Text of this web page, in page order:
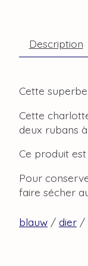
Description
Cette
Cette
deux rubans
Ce produit
Pour
faire sécher
blauw / dier /